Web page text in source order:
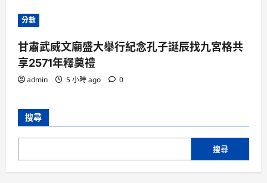
分數
甘肅武威文廟盛大舉行紀念孔子誕辰找九宮格共
享2571年釋奠禮
admin 5 小時 ago 0
搜尋
搜尋